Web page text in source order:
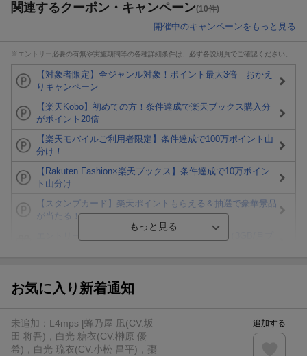
関連するクーポン・キャンペーン(10件)
開催中のキャンペーンをもっと見る
※エントリー必要の有無や実施期間等の各種詳細条件は、必ず各説明頁でご確認ください。
【対象者限定】全ジャンル対象！ポイント最大3倍 おかえ
りキャンペーン
【楽天Kobo】初めての方！条件達成で楽天ブックス購入分
がポイント20倍
【楽天モバイルご利用者限定】条件達成で100万ポイント山
分け！
【Rakuten Fashion×楽天ブックス】条件達成で10万ポイン
ト山分け
【スタンプカード】楽天ポイントもらえる＆抽選で豪華景品
が当たる！
進呈
エントリー＆条件達成で『鬼滅の刃』オリジナルきんちゃく
袋が当たる！
お気に入り新着通知
未追加： L4mps [蜂乃屋 凪(CV:坂
田 将吾)，白光 糖衣(CV:榊原 優
希)，白光 琉衣(CV:小松 昌平)，棗
追加する